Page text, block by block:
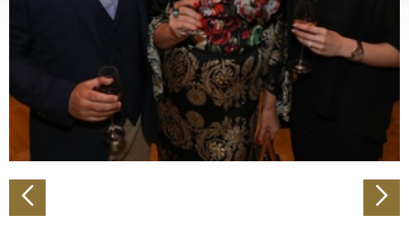
verarbeitet werden, und legen Sie Ihre Präferenzen im
Abschnitt Einzelheitenfest.
Wir verwenden Cookies, um Inhalte und Anzeigen zu
personalisieren, Funktionen für soziale Medien anbieten
zu können und die Zugriffe auf unsere Website zu
analysieren. Außerdem geben wir Informationen zu Ihrer
Verwendung unserer Website an unsere Partner für
soziale Medien, Werbung und Analysen weiter. Unsere
Partner führen diese Informationen möglicherweise mit